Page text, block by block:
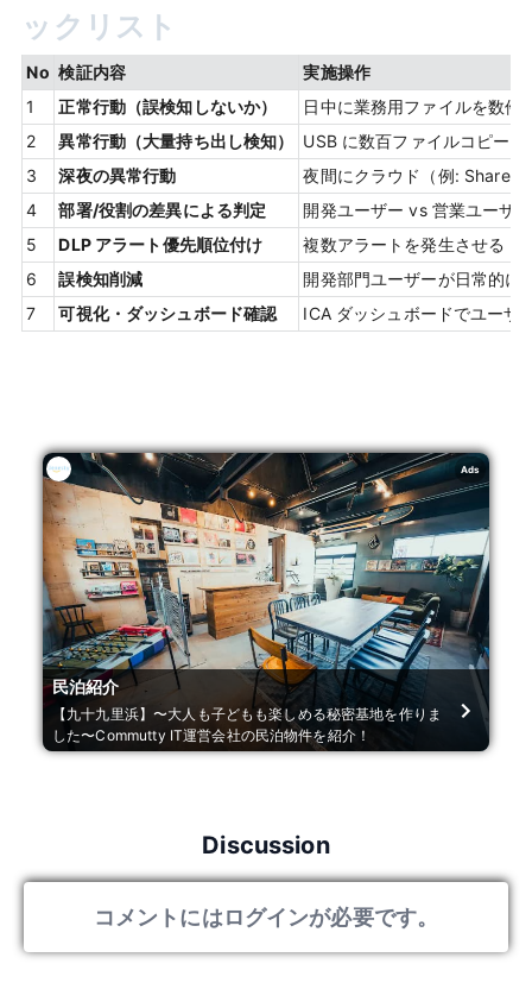
ックリスト
No 検証内容
実施操作
1
正常行動（誤検知しないか）
日中に業務用ファイルを数件
2
異常行動（大量持ち出し検知）
USB に数百ファイルコピー
3
深夜の異常行動
夜間にクラウド（例:
4
部署/役割の差異による判定
開発ユーザー vs 営業ユーザ
5
DLP アラート優先順位付け
複数アラートを発生させる（
6
誤検知削減
開発部門ユーザーが日常的に
7
可視化・ダッシュボード確認 ICA ダッシュボードでユーザ
Ads
民泊紹介
【九十九里浜】〜大人も子どもも楽しめる秘密基地を作りま
した〜Commutty IT運営会社の民泊物件を紹介！
Discussion
コメントにはログインが必要です。